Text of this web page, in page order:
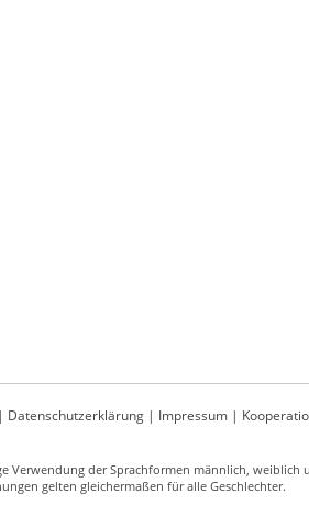
Datenschutzerklärung| Impressum|
Verwendung der Sprachformen männlich, weiblich
gelten gleichermaßen für alle Geschlechter.